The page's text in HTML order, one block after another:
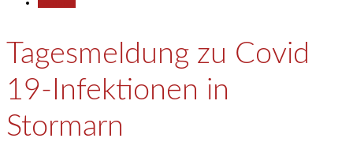
Tagesmeldung zu Covid
19-Infektionen in
Stormarn